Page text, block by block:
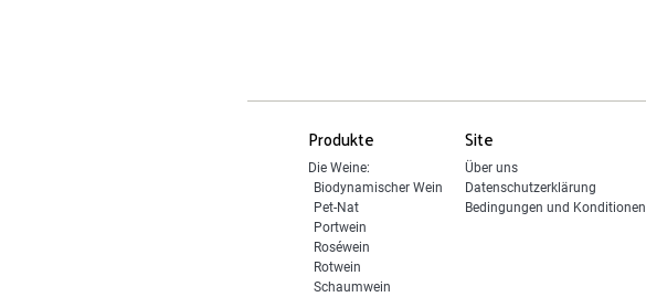
Produkte
Die Weine:
Biodynamischer Wein
Pet-Nat
Portwein
Roséwein
Rotwein
Schaumwein
Site
Über uns
Datenschutzerklärung
Bedingungen und Konditionen